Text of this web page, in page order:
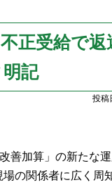
正受給で
記
投稿
善加算」の新たな
場の関係者に広く周